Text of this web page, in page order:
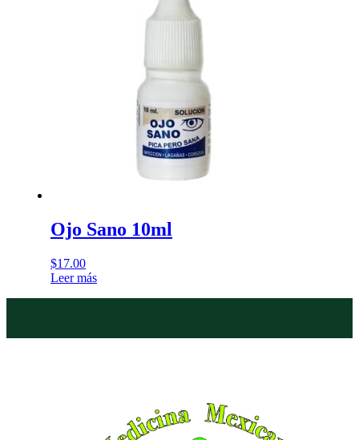
Ojo Sano 10ml
$17.00
Leer más